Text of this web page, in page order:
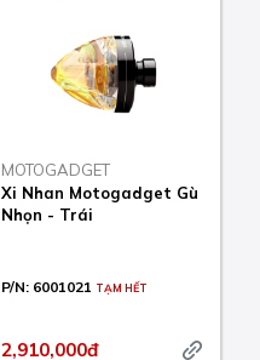
MOTOGADGET
Xi Nhan Motogadget Gù
Nhọn - Trái
P/N: 6001021 TẠM HẾT
2,910,000đ